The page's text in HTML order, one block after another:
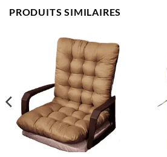
PRODUITS SIMILAIRES